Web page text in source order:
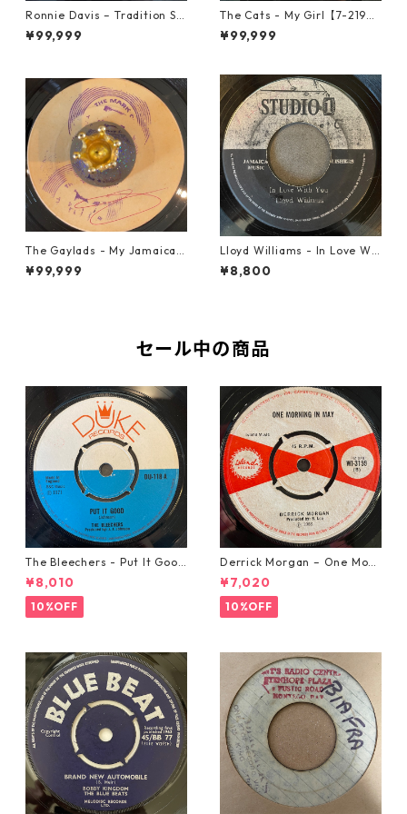
Ronnie Davis – Tradition So
ng【7-22003】
¥99,999
The Cats - My Girl【7-2190
6】
¥99,999
The Gaylads - My Jamaican
Girl【7-22009】
¥99,999
Lloyd Williams - In Love Wit
h You【7-21917】
¥8,800
セール中の商品
The Bleechers - Put It Good
【7-21637】
¥8,010
10%OFF
Derrick Morgan – One Morn
ing In May【7-21653】
¥7,020
10%OFF